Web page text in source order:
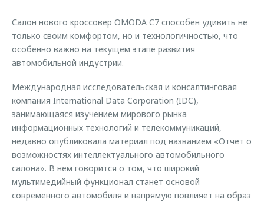
Кредитный калькулятор
Аксессуары
Оригинальные аксессуары
Трейд-ин
Калькулятор трейд-ин
Клиентская поддержка
O&J Автоклуб
Клуб владельцев OMODA
Приложение O&J
Аксессуары
Одежда и сувениры
Оригинальные аксессуары
Запчасти
Салон нового кроссовер OMODA C7 способен удивить не
только своим комфортом, но и технологичностью, что
особенно важно на текущем этапе развития
автомобильной индустрии.
Международная исследовательская и консалтинговая
компания International Data Corporation (IDC),
занимающаяся изучением мирового рынка
информационных технологий и телекоммуникаций,
недавно опубликовала материал под названием «Отчет о
возможностях интеллектуального автомобильного
салона». В нем говорится о том, что широкий
мультимедийный функционал станет основой
современного автомобиля и напрямую повлияет на образ